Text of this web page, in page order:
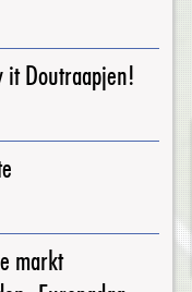
it Doutraapjen!
markt